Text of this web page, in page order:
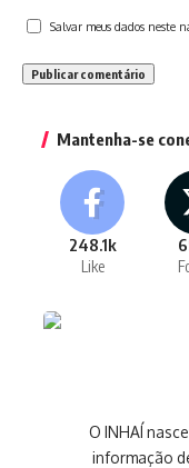
Salvar meus dados neste
Mantenha-se
248.1k
Like
O INHAÍ
informação